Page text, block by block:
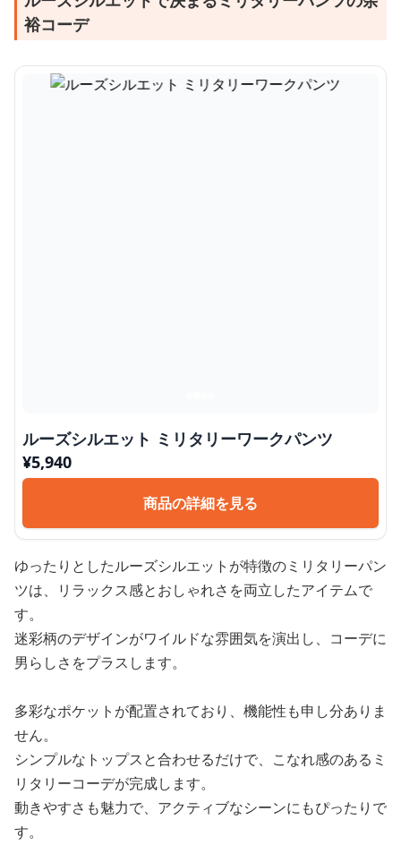
裕コーデ
ルーズシルエット ミリタリーワークパンツ
¥5,940
商品の詳細を見る
ゆったりとしたルーズシルエットが特徴のミリタリーパン
ツは、リラックス感とおしゃれさを両立したアイテムで
す。
迷彩柄のデザインがワイルドな雰囲気を演出し、コーデに
男らしさをプラスします。
多彩なポケットが配置されており、機能性も申し分ありま
せん。
シンプルなトップスと合わせるだけで、こなれ感のあるミ
リタリーコーデが完成します。
動きやすさも魅力で、アクティブなシーンにもぴったりで
す。